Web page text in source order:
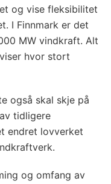
og vise fleksibilitet
I Finnmark er det
MW vindkraft. Alt
hvor stort
også skal skje på
tidligere
endret lovverket
og omfang av